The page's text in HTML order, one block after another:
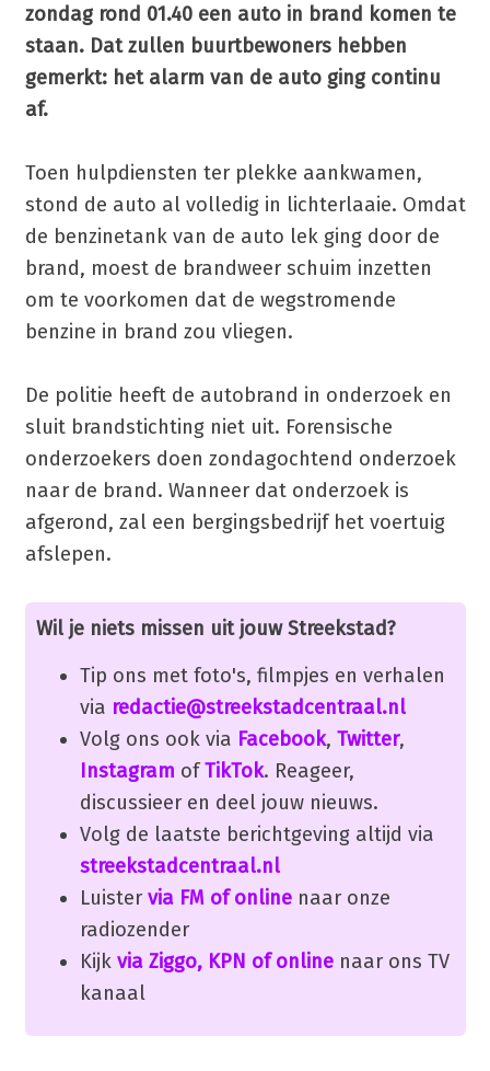
zondag rond 01.40 een auto in brand komen te
staan. Dat zullen buurtbewoners hebben
gemerkt: het alarm van de auto ging continu
af.
Toen hulpdiensten ter plekke aankwamen,
stond de auto al volledig in lichterlaaie. Omdat
de benzinetank van de auto lek ging door de
brand, moest de brandweer schuim inzetten
om te voorkomen dat de wegstromende
benzine in brand zou vliegen.
De politie heeft de autobrand in onderzoek en
sluit brandstichting niet uit. Forensische
onderzoekers doen zondagochtend onderzoek
naar de brand. Wanneer dat onderzoek is
afgerond, zal een bergingsbedrijf het voertuig
afslepen.
Wil je niets missen uit jouw Streekstad?
Tip ons met foto's, filmpjes en verhalen
via redactie@streekstadcentraal.nl
Volg ons ook via Facebook, Twitter,
Instagram ofTikTok. Reageer,
discussieer en deel jouw nieuws.
Volg de laatste berichtgeving altijd via
streekstadcentraal.nl
Luister via FM of onlinenaar onze
radiozender
Kijk via Ziggo, KPN of onlinenaar ons TV
kanaal